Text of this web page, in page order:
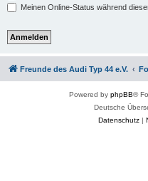
Meinen Online-Status während
Freunde des Audi Typ 44 e.V.
Powered by phpBB®
Deutsche
Datenschutz|